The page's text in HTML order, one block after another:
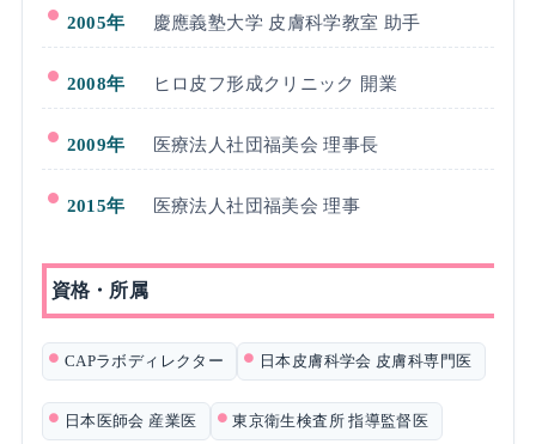
2005年 慶應義塾大学 皮膚科学教室 助手
2008年 ヒロ皮フ形成クリニック 開業
2009年 医療法人社団福美会 理事長
2015年 医療法人社団福美会 理事
資格・所属
CAPラボディレクター 日本皮膚科学会 皮膚科専門医
日本医師会 産業医 東京衛生検査所 指導監督医